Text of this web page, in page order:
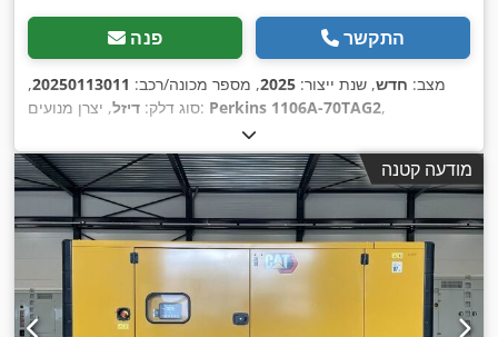
פנה התקשר
מצב: חדש, שנת ייצור: 2025, מספר מכונה/רכב: 20250113011
,
סוג דלק: דיזל , יצרן מנועים: Perkins 1106A-70TAG2,
מודעה קטנה